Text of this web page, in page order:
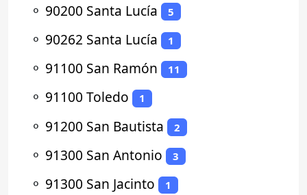
⚬ 90200 Santa Lucía 5
⚬ 90262 Santa Lucía 1
⚬ 91100 San Ramón 11
⚬ 91100 Toledo 1
⚬ 91200 San Bautista 2
⚬ 91300 San Antonio 3
⚬ 91300 San Jacinto 1